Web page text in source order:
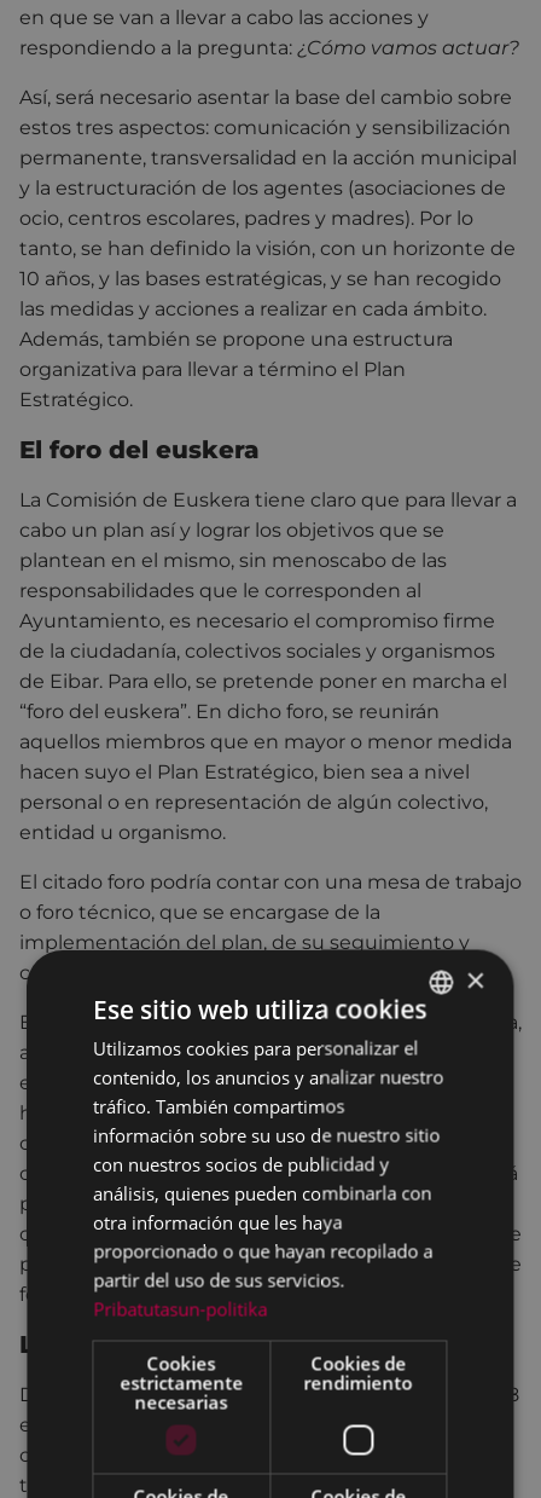
en que se van a llevar a cabo las acciones y
respondiendo a la pregunta: ¿Cómo vamos actuar?
Así, será necesario asentar la base del cambio sobre
estos tres aspectos: comunicación y sensibilización
permanente, transversalidad en la acción municipal
y la estructuración de los agentes (asociaciones de
ocio, centros escolares, padres y madres). Por lo
tanto, se han definido la visión, con un horizonte de
10 años, y las bases estratégicas, y se han recogido
las medidas y acciones a realizar en cada ámbito.
Además, también se propone una estructura
organizativa para llevar a término el Plan
Estratégico.
El foro del euskera
La Comisión de Euskera tiene claro que para llevar a
cabo un plan así y lograr los objetivos que se
plantean en el mismo, sin menoscabo de las
responsabilidades que le corresponden al
Ayuntamiento, es necesario el compromiso firme
de la ciudadanía, colectivos sociales y organismos
de Eibar. Para ello, se pretende poner en marcha el
“foro del euskera”. En dicho foro, se reunirán
aquellos miembros que en mayor o menor medida
hacen suyo el Plan Estratégico, bien sea a nivel
personal o en representación de algún colectivo,
entidad u organismo.
El citado foro podría contar con una mesa de trabajo
o foro técnico, que se encargase de la
implementación del plan, de su seguimiento y
correspondientes ajustes.
Es deseo del Ayuntamiento de Eibar que el euskera,
además de su supervivencia, tenga el suficiente
espacio y respaldo para desarrollarse como lengua
habitual y cotidiana de los ciudadanos y
ciudadanas, para lograr así pasar de la mera
conservación a su fortalecimiento. Así algún día será
posible que en Eibar el euskera se pueda utilizar
con total normalidad, ya que toda persona que opte
por ello tendrá la oportunidad de vivir en euskera de
forma natural y sin obstáculos que se lo impidan.
Labor realizada a favor del euskera
Desde que el Ayuntamiento de Eibar creara en 1988
el Servicio de Euskera, se ha recorrido un gran
camino. Hasta la fecha, la ciudadanía había
trabajado con ganas, ilusión y valentía a través de
BASQUE
SPANISH
×
Ese sitio web utiliza cookies
Utilizamos cookies para personalizar el
contenido, los anuncios y analizar nuestro
tráfico. También compartimos
información sobre su uso de nuestro sitio
con nuestros socios de publicidad y
análisis, quienes pueden combinarla con
otra información que les haya
proporcionado o que hayan recopilado a
partir del uso de sus servicios.
Pribatutasun-politika
Cookies
estrictamente
necesarias
Cookies de
rendimiento